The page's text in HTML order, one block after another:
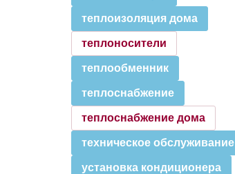
теплоизоляция дома
теплоносители
теплообменник
теплоснабжение
теплоснабжение дома
техническое обслуживание
установка кондиционера